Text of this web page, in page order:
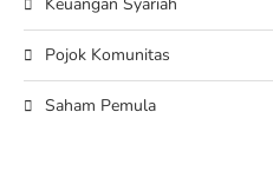
Pojok Komunitas
Saham Pemula